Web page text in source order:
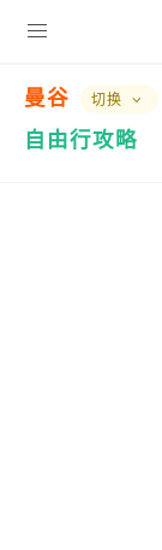
曼谷 切换
自由行攻略